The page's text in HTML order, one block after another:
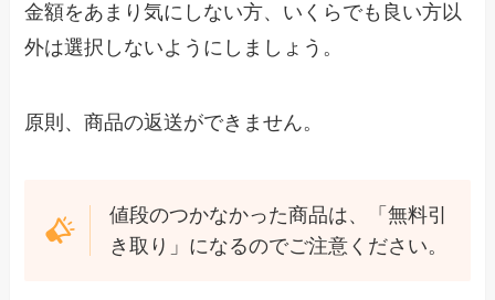
金額をあまり気にしない方、いくらでも良い方以
外は選択しないようにしましょう。
原則、商品の返送ができません。
値段のつかなかった商品は、「無料引
き取り」になるのでご注意ください。